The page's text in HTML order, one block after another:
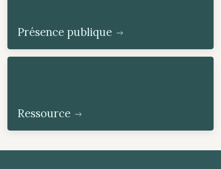
Présence publique
Ressource